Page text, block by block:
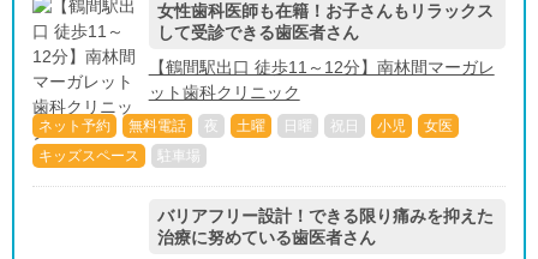
女性歯科医師も在籍！お子さんもリラックス
して受診できる歯医者さん
【鶴間駅出口 徒歩11～12分】南林間マーガレ
ット歯科クリニック
ネット予約 無料電話 夜 土曜 日曜 祝日 小児
女医
キッズスペース
駐車場
バリアフリー設計！できる限り痛みを抑えた
治療に努めている歯医者さん